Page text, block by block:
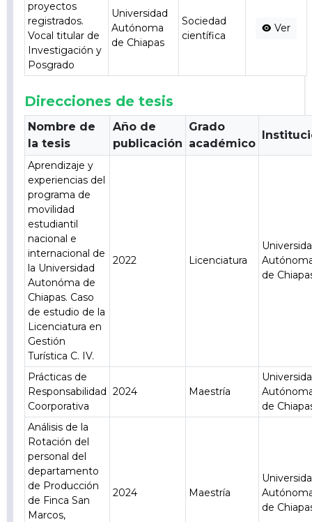
proyectos
registrados.
Vocal titular de
Investigación y
Posgrado
Universidad
Autónoma
de Chiapas
Sociedad
científica
Ver
Direcciones de tesis
Nombre de
la tesis
Año de
publicación
Grado
académico
Aprendizaje y
experiencias del
programa de
movilidad
estudiantil
nacional e
internacional de
la Universidad
Autonóma de
Chiapas. Caso
de estudio de la
Licenciatura en
Gestión
Turística C. IV.
2022 Licenciatura
de
Prácticas de
Responsabilidad
Coorporativa
2024 Maestría
de
Análisis de la
Rotación del
personal del
departamento
de Producción
de Finca San
Marcos,
2024 Maestría
de